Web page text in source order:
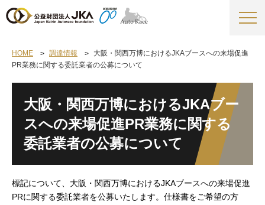
HOME 調達情報
大阪・関西万博におけるJKAブースへの来場促進
PR業務に関する委託業者の公募について
大阪・関西万博におけるJKAブー
スへの来場促進PR業務に関する
委託業者の公募について
標記について、大阪・関西万博におけるJKAブースへの来場促進
PRに関する委託業者を公募いたします。仕様書をご希望の方